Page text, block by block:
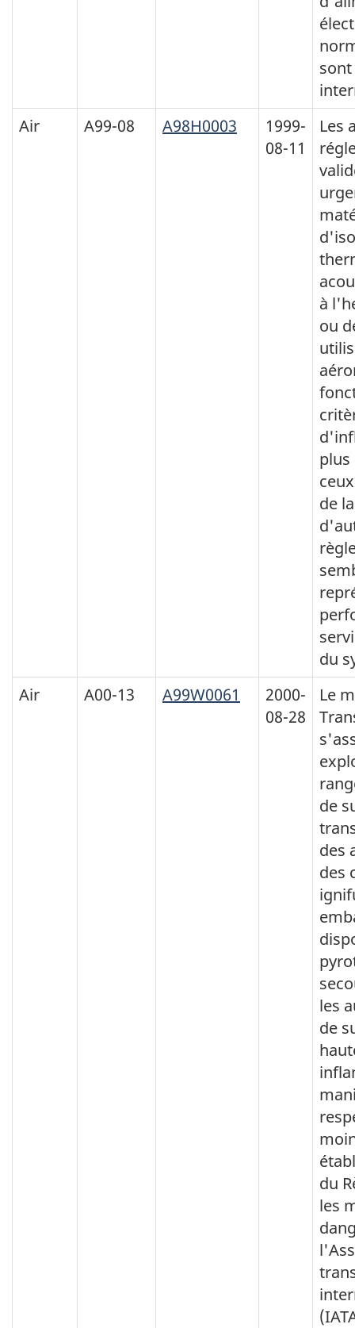
sont
Air
A99-08 A98H0003
1999-
08-11
Les
à
ou
de
du
Air
A00-13 A99W0061
2000-
08-28
Le
de
des
des
les
de
du
les